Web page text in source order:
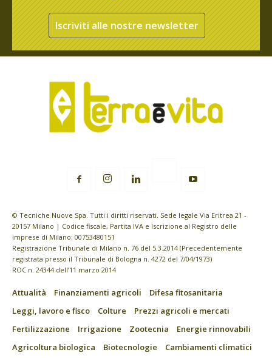
Iscriviti alle nostre newsletter
© Tecniche Nuove Spa. Tutti i diritti riservati. Sede legale Via Eritrea 21 -
20157 Milano | Codice fiscale, Partita IVA e Iscrizione al Registro delle
imprese di Milano: 00753480151
Registrazione Tribunale di Milano n. 76 del 5.3.2014 (Precedentemente
registrata presso il Tribunale di Bologna n. 4272 del 7/04/1973)
ROC n. 24344 dell’11 marzo 2014
Attualità Finanziamenti agricoli
Difesa fitosanitaria
Leggi, lavoro e fisco
Colture
Prezzi agricoli e mercati
Fertilizzazione
Irrigazione Zootecnia
Energie rinnovabili
Agricoltura biologica
Biotecnologie
Cambiamenti climatici